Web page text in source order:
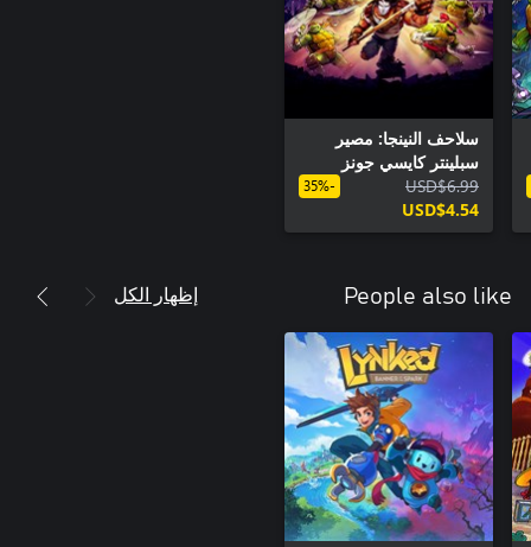
سلاحف النينجا: مصير
سبلينتر كايسي جونز
وازدحام ساحة الخردة
USD$6.99
USD$4.54
-35%
People also like إظهار الكل